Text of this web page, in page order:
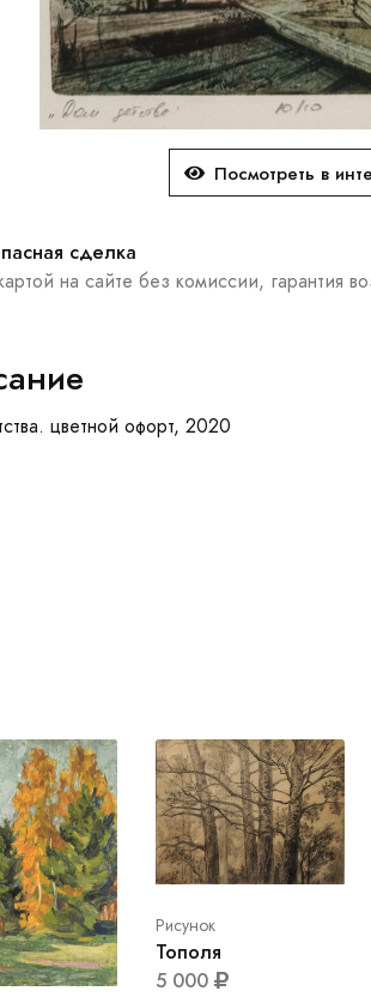
Посмотреть в
сделка
на сайте без комиссии, гарантия
цветной офорт, 2020
Рисунок
Тополя
5 000